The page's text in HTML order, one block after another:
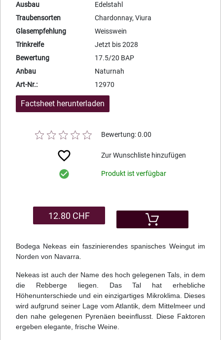
Ausbau
Edelstahl
Traubensorten
Chardonnay, Viura
Glasempfehlung
Weisswein
Trinkreife
Jetzt bis 2028
Bewertung
17.5/20 BAP
Anbau
Naturnah
Art-Nr.:
12970
Factsheet herunterladen
Bewertung: 0.00
Zur Wunschliste hinzufügen
Produkt ist verfügbar
12.80 CHF
Bodega Nekeas ein faszinierendes spanisches Weingut im
Norden von Navarra.
Nekeas ist auch der Name des hoch gelegenen Tals, in dem
die Rebberge liegen. Das Tal hat erhebliche
Höhenunterschiede und ein einzigartiges Mikroklima. Dieses
wird aufgrund seiner Lage vom Atlantik, dem Mittelmeer und
den nahe gelegenen Pyrenäen beeinflusst. Diese Faktoren
ergeben elegante, frische Weine.